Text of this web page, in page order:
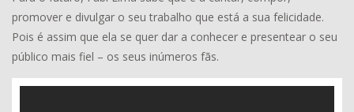
promover e divulgar o seu trabalho que está a sua felicidade.
Pois é assim que ela se quer dar a conhecer e presentear o seu
público mais fiel – os seus inúmeros fãs.